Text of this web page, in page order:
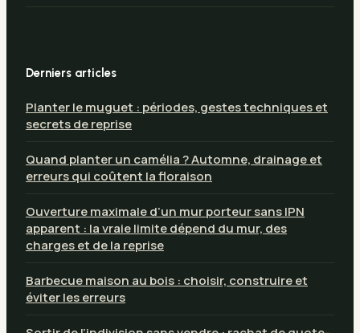
Derniers articles
Planter le muguet : périodes, gestes techniques et
secrets de reprise
Quand planter un camélia ? Automne, drainage et
erreurs qui coûtent la floraison
Ouverture maximale d’un mur porteur sans IPN
apparent : la vraie limite dépend du mur, des
charges et de la reprise
Barbecue maison au bois : choisir, construire et
éviter les erreurs